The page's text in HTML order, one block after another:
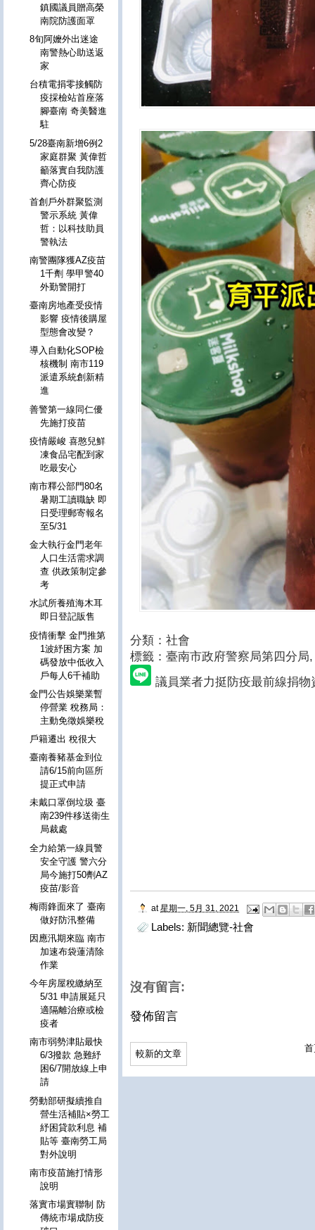
分類：社會
標籤：臺南市政府警察局第四分局,
議員業者力挺防疫最前線捐
at星期一, 5月 31, 2021
Labels: 新聞總覽-社會
沒有留言:
發佈留言
較新的文章
鎮國議員贈高榮
南院防護面罩
8旬阿嬤外出迷途
南警熱心助送返
家
台積電捐零接觸防
疫採檢站首座落
腳臺南 奇美醫進
駐
5/28臺南新增6例2
家庭群聚 黃偉哲
籲落實自我防護
齊心防疫
首創戶外群聚監測
警示系統 黃偉
哲：以科技助員
警執法
南警團隊獲AZ疫苗
1千劑 學甲警40
外勤警開打
臺南房地產受疫情
影響 疫情後購屋
型態會改變？
導入自動化SOP檢
核機制 南市119
派遣系統創新精
進
善警第一線同仁優
先施打疫苗
疫情嚴峻 喜憨兒鮮
凍食品宅配到家
吃最安心
南市釋公部門80名
暑期工讀職缺 即
日受理郵寄報名
至5/31
金大執行金門老年
人口生活需求調
查 供政策制定參
考
水試所養殖海木耳
即日登記販售
疫情衝擊 金門推第
1波紓困方案 加
碼發放中低收入
戶每人6千補助
金門公告娛樂業暫
停營業 稅務局：
主動免徵娛樂稅
戶籍遷出 稅很大
臺南養豬基金到位
請6/15前向區所
提正式申請
未戴口罩倒垃圾 臺
南239件移送衛生
局裁處
全力給第一線員警
安全守護 警六分
局今施打50劑AZ
疫苗/影音
梅雨鋒面來了 臺南
做好防汛整備
因應汛期來臨 南市
加速布袋蓮清除
作業
今年房屋稅繳納至
5/31 申請展延只
適隔離治療或檢
疫者
南市弱勢津貼最快
6/3撥款 急難紓
困6/7開放線上申
請
勞動部研擬續推自
營生活補貼×勞工
紓困貸款利息 補
貼等 臺南勞工局
對外說明
南市疫苗施打情形
說明
落實市場實聯制 防
傳統市場成防疫